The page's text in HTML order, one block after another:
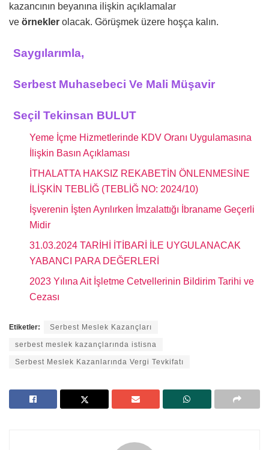
kazancının beyanına ilişkin açıklamalar
ve örnekler olacak. Görüşmek üzere hoşça kalın.
Saygılarımla,
Serbest Muhasebeci Ve Mali Müşavir
Seçil Tekinsan BULUT
Yeme İçme Hizmetlerinde KDV Oranı Uygulamasına
İlişkin Basın Açıklaması
İTHALATTA HAKSIZ REKABETİN ÖNLENMESİNE
İLİŞKİN TEBLİĞ (TEBLİĞ NO: 2024/10)
İşverenin İşten Ayrılırken İmzalattığı İbraname Geçerli
Midir
31.03.2024 TARİHİ İTİBARİ İLE UYGULANACAK
YABANCI PARA DEĞERLERİ
2023 Yılına Ait İşletme Cetvellerinin Bildirim Tarihi ve
Cezası
Etiketler: Serbest Meslek Kazançları
serbest meslek kazançlarında istisna
Serbest Meslek Kazanlarında Vergi Tevkifatı